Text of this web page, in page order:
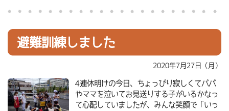
避難訓練しました
2020年7月27日（月）
4連休明けの今日、ちょっぴり寂しくてパパ
やママを泣いてお見送りする子がいるかなっ
て心配していましたが、みんな笑顔で「いっ